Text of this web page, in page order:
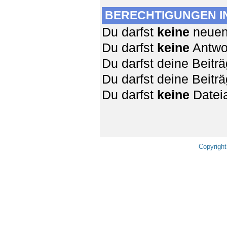
BERECHTIGUNGEN
Du darfst keine
Du darfst keine
Du darfst deine
Du darfst deine
Du darfst keine